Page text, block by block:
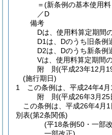
＝(新条例の基本使用
／D
備考
Dは、使用料算定期間
D1は、Dのうち旧条例
D2は、Dのうち新条例
Vは、使用料算定期間
附 則(平成23年12月
(施行期日)
1
この条例は、平成24年4月
附 則(平成26年3月25
この条例は、平成26年4月1
別表(第2条関係)
(平18条例50・一部